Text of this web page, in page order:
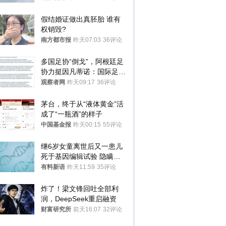
假结婚证做出真胚胎 谁有
权销毁?
南方都市报 昨天07:03 36评论
多国足协“倒戈”，阿根廷足
协力挺因凡蒂诺：国际足联
今后应继续在其领导下前行
观察者网 昨天09:17 36评论
茅台，终于从“液体黄金”活
成了“一瓶酒”的样子
中国基金报 昨天00:15 55评论
继6岁女童离世后又一患儿
死于基因编辑试验 隐瞒一
年才对外披露
有料新语 昨天11:59 35评论
炸了！梁文锋回吐全部利
润，DeepSeek重启融资
财富研究所 前天16:07 32评论